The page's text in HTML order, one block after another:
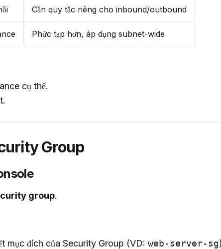
Cần quy tắc riêng cho inbound/outbound
Phức tạp hơn, áp dụng subnet-wide
cụ thể.
Group
group.
mục đích của Security Group (VD: web-server-sg